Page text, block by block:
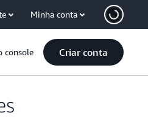
Minha conta
console Criar conta